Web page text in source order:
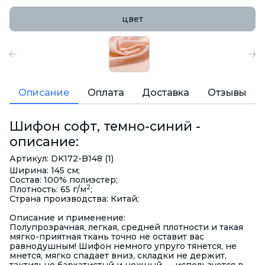
цвет
Описание Оплата Доставка Отзывы
Шифон софт, темно-синий -
описание:
Артикул: DK172-B148 (1)
Ширина: 145 см;
Состав: 100% полиэстер;
Плотность: 65 г/м2;
Страна производства: Китай;
Описание и применение:
Полупрозрачная, легкая, средней плотности и такая
мягко-приятная ткань точно не оставит вас
равнодушным! Шифон немного упруго тянется, не
мнется, мягко спадает вниз, складки не держит,